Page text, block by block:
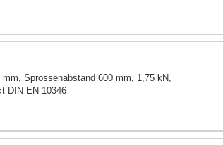
Sprossenabstand 600 mm, 1,75 kN,
DIN EN 10346